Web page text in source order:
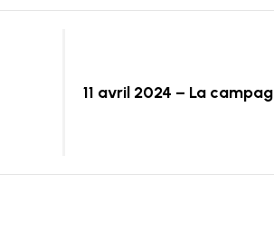
11 avril 2024 – La